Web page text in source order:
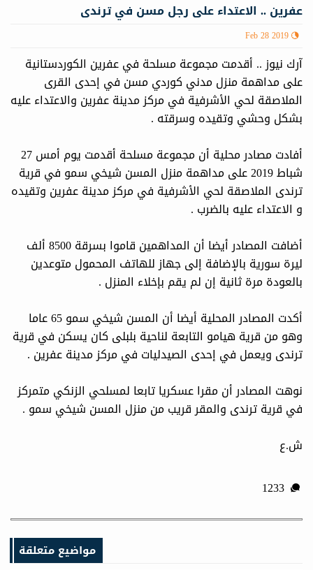
عفرين .. الاعتداء على رجل مسن في ترندى
Feb 28 2019
آرك نيوز .. أقدمت مجموعة مسلحة في عفرين الكوردستانية
على مداهمة منزل مدني كوردي مسن في إحدى القرى
الملاصقة لحي الأشرفية في مركز مدينة عفرين والاعتداء عليه
بشكل وحشي وتقيده وسرقته .
أفادت مصادر محلية أن مجموعة مسلحة أقدمت يوم أمس 27
شباط 2019 على مداهمة منزل المسن شيخي سمو في قرية
ترندى الملاصقة لحي الأشرفية في مركز مدينة عفرين وتقيده
و الاعتداء عليه بالضرب .
أضافت المصادر أيضا أن المداهمين قاموا بسرقة 8500 ألف
ليرة سورية بالإضافة إلى جهاز للهاتف المحمول متوعدين
بالعودة مرة ثانية إن لم يقم بإخلاء المنزل .
أكدت المصادر المحلية أيضا أن المسن شيخي سمو 65 عاما
وهو من قرية هيامو التابعة لناحية بلبلى كان يسكن في قرية
ترندى ويعمل في إحدى الصيدليات في مركز مدينة عفرين .
نوهت المصادر أن مقرا عسكريا تابعا لمسلحي الزنكي متمركز
في قرية ترندى والمقر قريب من منزل المسن شيخي سمو .
ش.ع
مواضيع متعلقة